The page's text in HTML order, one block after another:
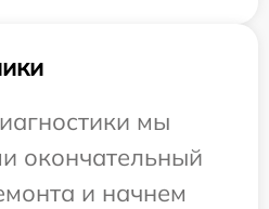
мы
окончательный
и начнем